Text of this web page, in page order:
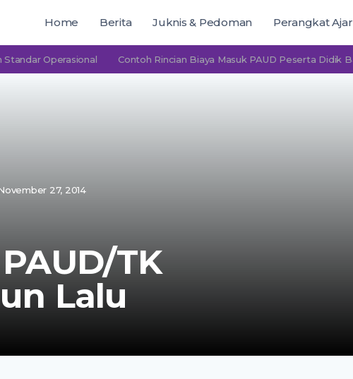
Home Berita Juknis & Pedoman Perangkat Ajar
Operasional Contoh Rincian Biaya Masuk PAUD Peserta Didik Baru
27, 2014
TK
Lalu